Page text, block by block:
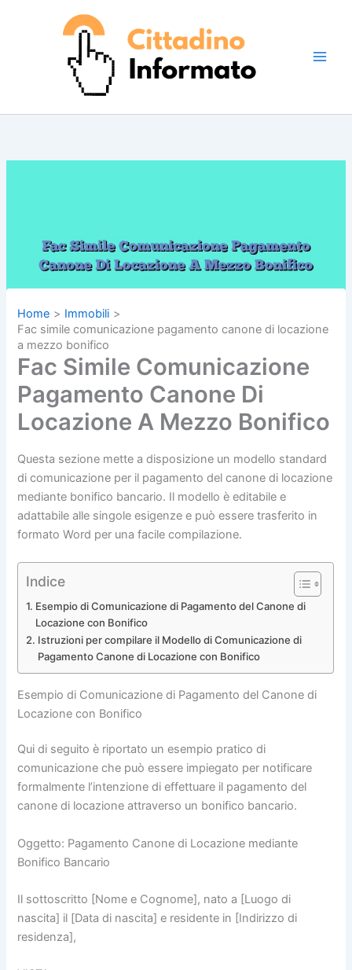
Home
Immobili
Fac simile comunicazione pagamento canone di locazione
a mezzo bonifico
Fac Simile Comunicazione
Pagamento Canone Di
Locazione A Mezzo Bonifico
Questa sezione mette a disposizione un modello standard
di comunicazione per il pagamento del canone di locazione
mediante bonifico bancario. Il modello è editabile e
adattabile alle singole esigenze e può essere trasferito in
formato Word per una facile compilazione.
Indice
Esempio di Comunicazione di Pagamento del Canone di
Locazione con Bonifico
Istruzioni per compilare il Modello di Comunicazione di
Pagamento Canone di Locazione con Bonifico
Esempio di Comunicazione di Pagamento del Canone di
Locazione con Bonifico
Qui di seguito è riportato un esempio pratico di
comunicazione che può essere impiegato per notificare
formalmente l’intenzione di effettuare il pagamento del
canone di locazione attraverso un bonifico bancario.
Oggetto: Pagamento Canone di Locazione mediante
Bonifico Bancario
Il sottoscritto [Nome e Cognome], nato a [Luogo di
nascita] il [Data di nascita] e residente in [Indirizzo di
residenza],